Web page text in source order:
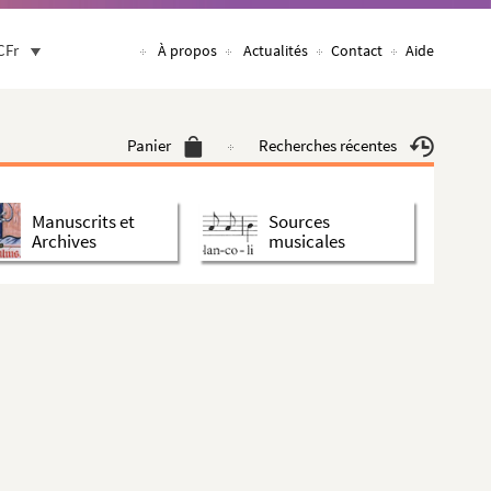
À propos Actualités Contact Aide
Panier Recherches récentes
Manuscrits et
Archives
Sources
musicales